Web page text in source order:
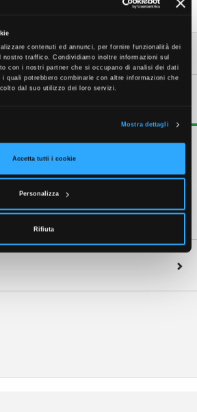
contenuti ed annunci, per fornire funzionalità dei
nostro traffico. Condividiamo inoltre informazioni sul
con i nostri partner che si occupano di analisi dei dati
quali potrebbero combinarle con altre informazioni che
dal suo utilizzo dei loro servizi.
Mostra dettagli
Accetta tutti i cookie
Personalizza
Rifiuta
mm. Diametro serraggio da 74 a 140 mm.
dai raggi ultra-violetti (U.V.). Dentatura